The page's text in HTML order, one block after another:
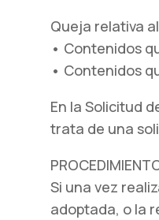
Queja relativa
• Contenidos
• Contenidos
En la Solicitud
trata de una
Si una vez
adoptada, o la